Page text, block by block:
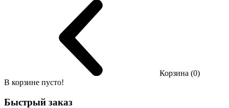
Корзина (0)
В корзине пусто!
Быстрый заказ